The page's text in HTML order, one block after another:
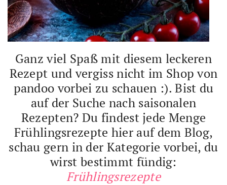
Ganz viel Spaß mit diesem leckeren
Rezept und vergiss nicht im Shop von
pandoo vorbei zu schauen :). Bist du
auf der Suche nach saisonalen
Rezepten? Du findest jede Menge
Frühlingsrezepte hier auf dem Blog,
schau gern in der Kategorie vorbei, du
wirst bestimmt fündig:
Frühlingsrezepte